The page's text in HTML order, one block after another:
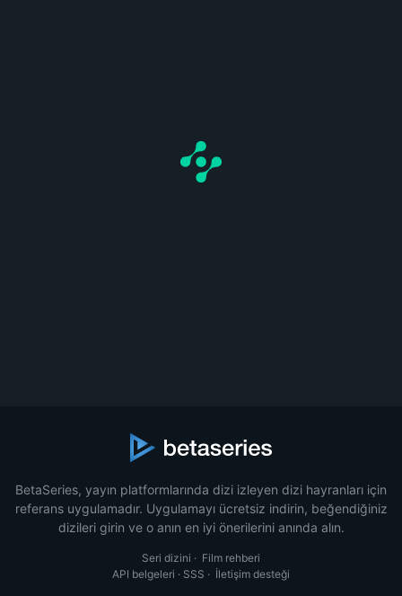
BetaSeries, yayın platformlarında dizi izleyen dizi hayranları için
referans uygulamadır. Uygulamayı ücretsiz indirin, beğendiğiniz
dizileri girin ve o anın en iyi önerilerini anında alın.
Seri dizini · Film rehberi
API belgeleri · SSS · İletişim desteği